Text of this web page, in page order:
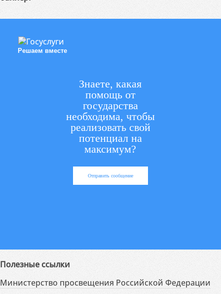
Решаем вместе
Знаете, какая
помощь от
государства
необходима, чтобы
реализовать свой
потенциал на
максимум?
Отправить сообщение
Полезные ссылки
Министерство просвещения Российской Федерации